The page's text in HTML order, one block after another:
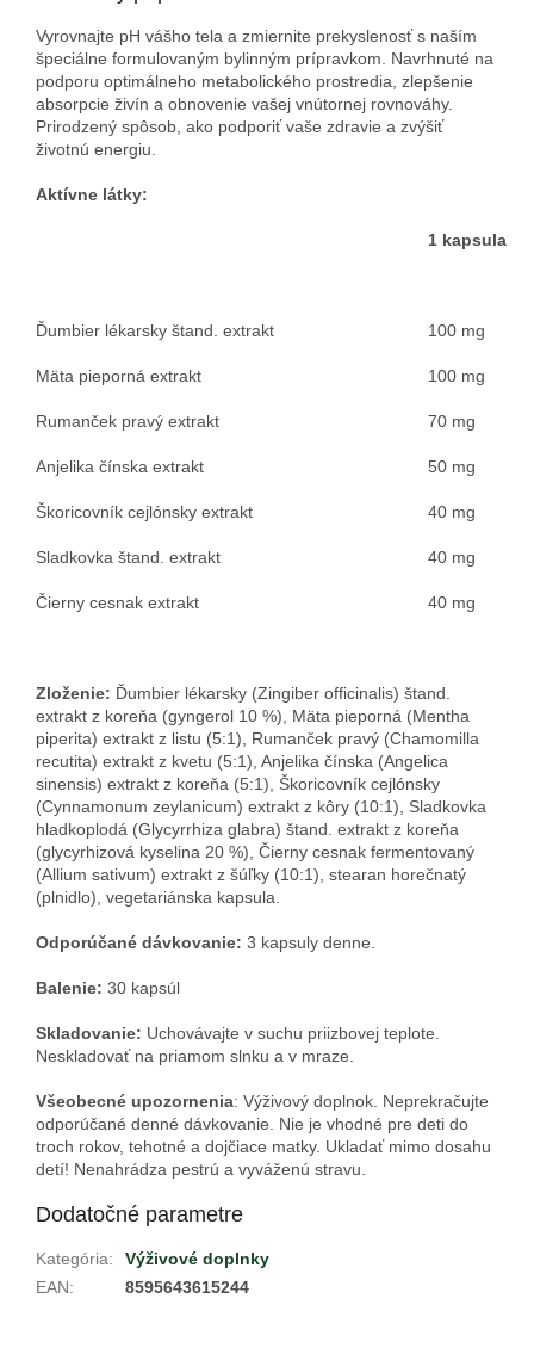
Vyrovnajte pH vášho tela a zmiernite prekyslenosť s naším
špeciálne formulovaným bylinným prípravkom. Navrhnuté na
podporu optimálneho metabolického prostredia, zlepšenie
absorpcie živín a obnovenie vašej vnútornej rovnováhy.
Prirodzený spôsob, ako podporiť vaše zdravie a zvýšiť
životnú energiu.
Aktívne látky:
1 kapsula
Ďumbier lékarsky štand. extrakt 100 mg
Mäta pieporná extrakt 100 mg
Rumanček pravý extrakt 70 mg
Anjelika čínska extrakt 50 mg
Škoricovník cejlónsky extrakt 40 mg
Sladkovka štand. extrakt 40 mg
Čierny cesnak extrakt 40 mg
Zloženie: Ďumbier lékarsky (Zingiber officinalis) štand.
extrakt z koreňa (gyngerol 10 %), Mäta pieporná (Mentha
piperita) extrakt z listu (5:1), Rumanček pravý (Chamomilla
recutita) extrakt z kvetu (5:1), Anjelika čínska (Angelica
sinensis) extrakt z koreňa (5:1), Škoricovník cejlónsky
(Cynnamonum zeylanicum) extrakt z kôry (10:1), Sladkovka
hladkoplodá (Glycyrrhiza glabra) štand. extrakt z koreňa
(glycyrhizová kyselina 20 %), Čierny cesnak fermentovaný
(Allium sativum) extrakt z šúľky (10:1), stearan horečnatý
(plnidlo), vegetariánska kapsula.
Odporúčané dávkovanie: 3 kapsuly denne.
Balenie: 30 kapsúl
Skladovanie: Uchovávajte v suchu priizbovej teplote.
Neskladovať na priamom slnku a v mraze.
Všeobecné upozornenia: Výživový doplnok. Neprekračujte
odporúčané denné dávkovanie. Nie je vhodné pre deti do
troch rokov, tehotné a dojčiace matky. Ukladať mimo dosahu
detí! Nenahrádza pestrú a vyváženú stravu.
Dodatočné parametre
Kategória:
Výživové doplnky
EAN: 8595643615244